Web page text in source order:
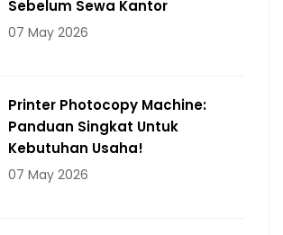
Sebelum Sewa Kantor
07 May 2026
Printer Photocopy Machine:
Panduan Singkat Untuk
Kebutuhan Usaha!
07 May 2026